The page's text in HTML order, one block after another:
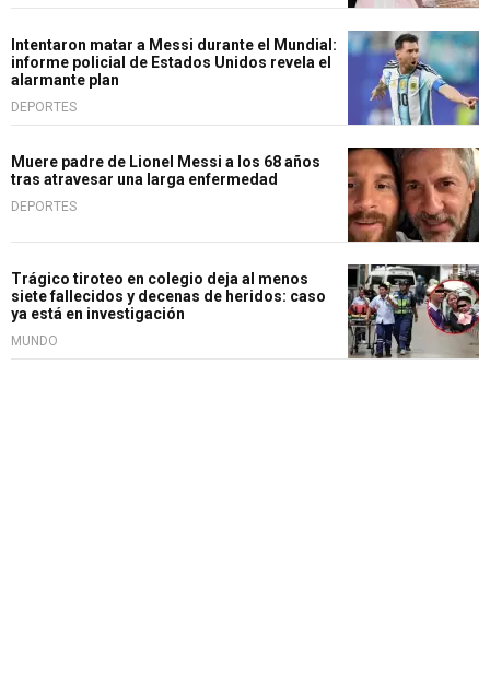
Intentaron matar a Messi durante el Mundial:
informe policial de Estados Unidos revela el
alarmante plan
DEPORTES
Muere padre de Lionel Messi a los 68 años
tras atravesar una larga enfermedad
DEPORTES
Trágico tiroteo en colegio deja al menos
siete fallecidos y decenas de heridos: caso
ya está en investigación
MUNDO